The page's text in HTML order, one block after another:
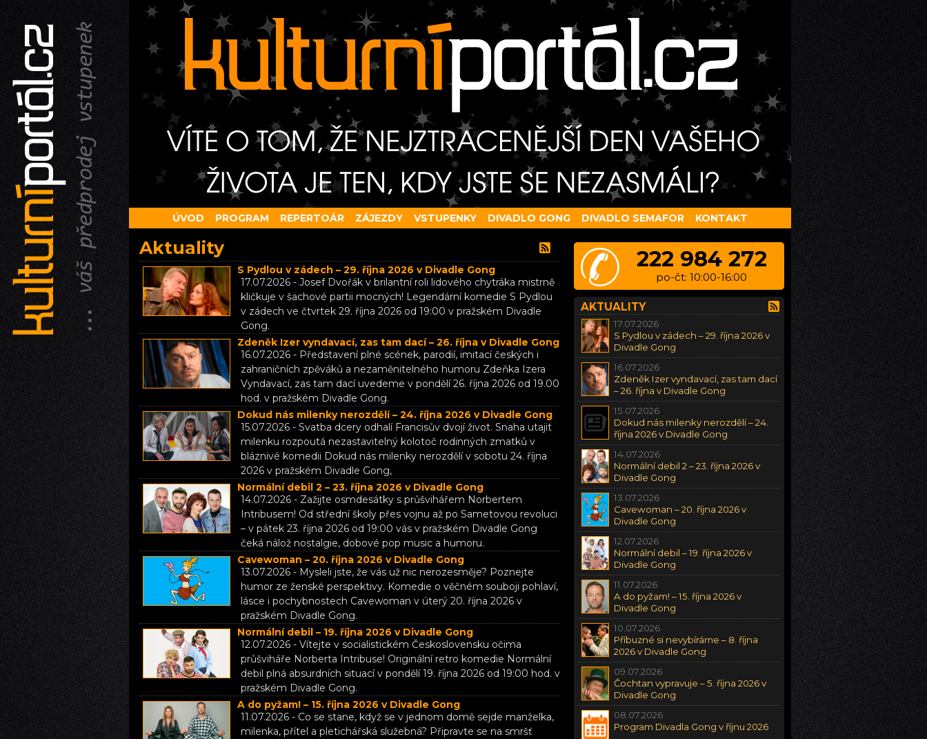
ÚVOD PROGRAM REPERTOÁR ZÁJEZDY VSTUPENKY DIVADLO GONG DIVADLO SEMAFOR KONTAKT
Aktuality
S Pydlou v zádech – 29. října 2026 v Divadle Gong
17.07.2026 - Josef Dvořák v brilantní roli lidového chytráka mistrně
kličkuje v šachové partii mocných! Legendární komedie S Pydlou
v zádech ve čtvrtek 29. října 2026 od 19:00 v pražském Divadle
Gong.
Zdeněk Izer vyndavací, zas tam dací – 26. října v Divadle Gong
16.07.2026 - Představení plné scének, parodií, imitací českých i
zahraničních zpěváků a nezaměnitelného humoru Zdeňka Izera
Vyndavací, zas tam dací uvedeme v pondělí 26. října 2026 od 19.00
hod. v pražském Divadle Gong.
Dokud nás milenky nerozdělí – 24. října 2026 v Divadle Gong
15.07.2026 - Svatba dcery odhalí Francisův dvojí život. Snaha utajit
milenku rozpoutá nezastavitelný kolotoč rodinných zmatků v
bláznivé komedii Dokud nás milenky nerozdělí v sobotu 24. října
2026 v pražském Divadle Gong,
Normální debil 2 – 23. října 2026 v Divadle Gong
14.07.2026 - Zažijte osmdesátky s průšvihářem Norbertem
Intribusem! Od střední školy přes vojnu až po Sametovou revoluci
– v pátek 23. října 2026 od 19:00 vás v pražském Divadle Gong
čeká nálož nostalgie, dobové pop music a humoru.
Cavewoman – 20. října 2026 v Divadle Gong
13.07.2026 - Mysleli jste, že vás už nic nerozesměje? Poznejte
humor ze ženské perspektivy. Komedie o věčném souboji pohlaví,
lásce i pochybnostech Cavewoman v úterý 20. října 2026 v
pražském Divadle Gong.
Normální debil – 19. října 2026 v Divadle Gong
12.07.2026 - Vítejte v socialistickém Československu očima
průšviháře Norberta Intribuse! Originální retro komedie Normální
debil plná absurdních situací v pondělí 19. října 2026 od 19:00 hod. v
pražském Divadle Gong.
A do pyžam! – 15. října 2026 v Divadle Gong
11.07.2026 - Co se stane, když se v jednom domě sejde manželka,
milenka, přítel a pletichářská služebná? Připravte se na smršť
222 984 272
po-čt: 10:00-16:00
AKTUALITY
17.07.2026
S Pydlou v zádech – 29. října 2026 v
Divadle Gong
16.07.2026
Zdeněk Izer vyndavací, zas tam dací
– 26. října v Divadle Gong
15.07.2026
Dokud nás milenky nerozdělí – 24.
října 2026 v Divadle Gong
14.07.2026
Normální debil 2 – 23. října 2026 v
Divadle Gong
13.07.2026
Cavewoman – 20. října 2026 v
Divadle Gong
12.07.2026
Normální debil – 19. října 2026 v
Divadle Gong
11.07.2026
A do pyžam! – 15. října 2026 v
Divadle Gong
10.07.2026
Příbuzné si nevybíráme – 8. října
2026 v Divadle Gong
09.07.2026
Čochtan vypravuje – 5. října 2026 v
Divadle Gong
08.07.2026
Program Divadla Gong v říjnu 2026